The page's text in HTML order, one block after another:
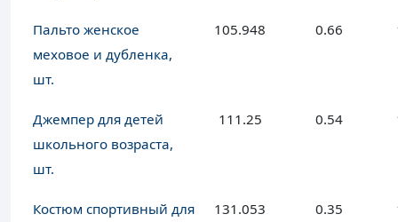
Пальто женское
меховое и дубленка,
шт.
105.948 0.66
Джемпер для детей
школьного возраста,
шт.
111.25 0.54
Костюм спортивный для
131.053 0.35